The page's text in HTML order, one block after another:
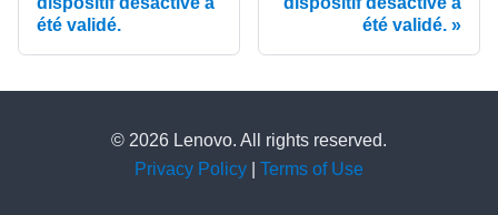
été validé.
été validé.
© 2026 Lenovo. All rights reserved.
Privacy Policy
Terms of Use